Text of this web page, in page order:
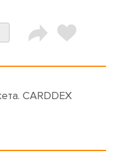
CARDDEX